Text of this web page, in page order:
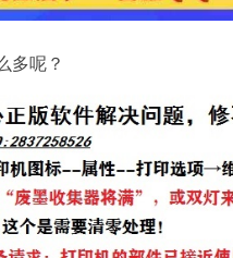
多呢？